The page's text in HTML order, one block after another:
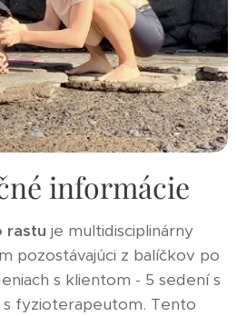
informácie
rastu je multidisciplinárny
pozostávajúci z balíčkov po
s klientom - 5 sedení s
fyzioterapeutom. Tento